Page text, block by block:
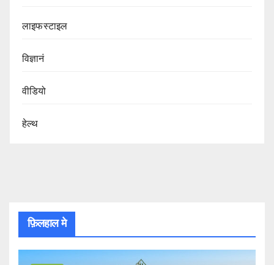
लाइफस्टाइल
विज्ञानं
वीडियो
हेल्थ
फ़िलहाल मे